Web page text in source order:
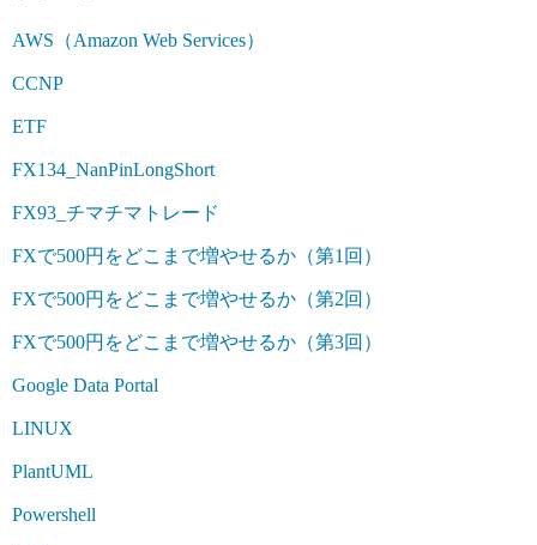
AWS（Amazon Web Services）
CCNP
ETF
FX134_NanPinLongShort
FX93_チマチマトレード
FXで500円をどこまで増やせるか（第1回）
FXで500円をどこまで増やせるか（第2回）
FXで500円をどこまで増やせるか（第3回）
Google Data Portal
LINUX
PlantUML
Powershell